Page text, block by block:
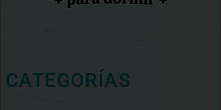
CATEGORÍAS